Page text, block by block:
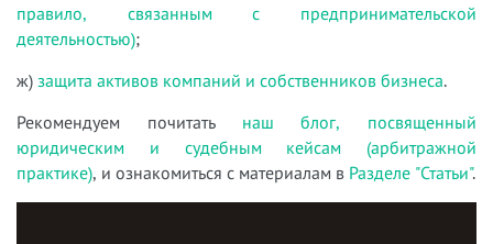
правило, связанным с предпринимательской
деятельностью);
ж) защита активов компаний и собственников бизнеса.
Рекомендуем почитать наш блог, посвященный
юридическим и судебным кейсам (арбитражной
практике), и ознакомиться с материалам в Разделе "Статьи".